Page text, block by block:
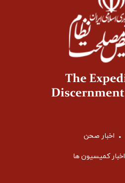
اخبار صحن
اخبار کمیسیون ها